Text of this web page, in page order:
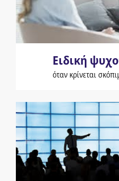
Ειδική
όταν κρίνεται